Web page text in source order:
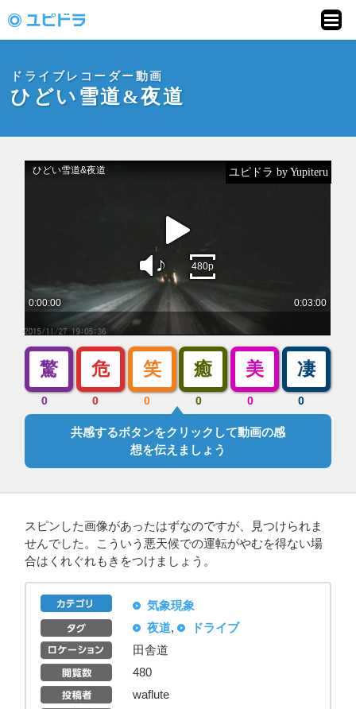
ピドラ」
ドライブレコーダー動画
ひどい雪道&夜道
ユピドラ by Yupiteru
驚
0
危
0
笑
0
癒
0
美
0
凄
0
共感するボタンをクリックして動画の感
想を伝えましょう
スピンした画像があったはずなのですが、見つけられま
せんでした。こういう悪天候での運転がやむを得ない場
合はくれぐれもきをつけましょう。
気象現象
夜道,
ドライブ
田舎道
480
waflute